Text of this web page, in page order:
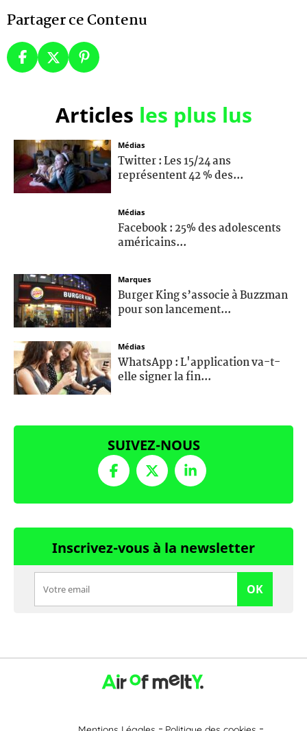
Partager ce Contenu
Articles les plus lus
Médias
Twitter : Les 15/24 ans
représentent 42 % des...
Médias
Facebook : 25% des adolescents
américains...
Marques
Burger King s’associe à Buzzman
pour son lancement...
Médias
WhatsApp : L'application va-t-
elle signer la fin...
SUIVEZ-NOUS
Inscrivez-vous à la newsletter
OK